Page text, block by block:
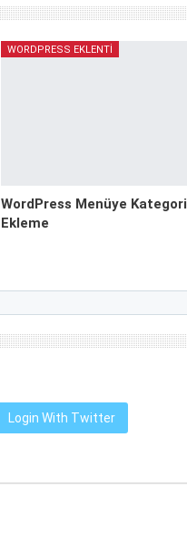
WORDPRESS EKLENTI
WordPress Menüye Kategori
Ekleme
Login With Twitter